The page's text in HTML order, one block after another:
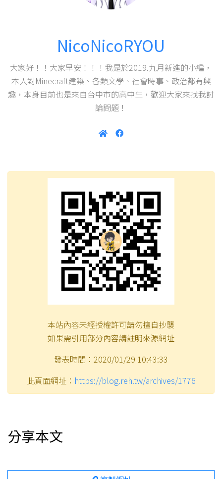
NicoNicoRYOU
大家好！！大家早安！！！我是於2019.九月新進的小編，
本人對Minecraft建築、各類文學、社會時事、政治都有興
趣，本身目前也是來自台中市的高中生，歡迎大家來找我討
論問題！
本站內容未經授權許可請勿擅自抄襲
如果需引用部分內容請註明來源網址
發表時間：2020/01/29 10:43:33
此頁面網址： https://blog.reh.tw/archives/1776
分享本文